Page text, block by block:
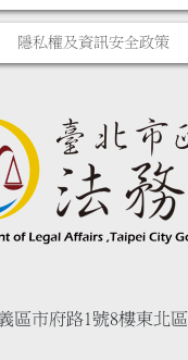
隱私權及資訊安全政策
區市府路1號8樓東北區